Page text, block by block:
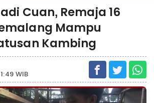
Cuan, Remaja 16
Mampu
Kambing
WIB